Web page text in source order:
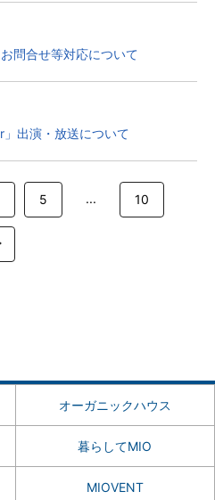
問合せ等対応について
出演・放送について
5 ... 10
オーガニックハウス
暮らしてMIO
MIOVENT